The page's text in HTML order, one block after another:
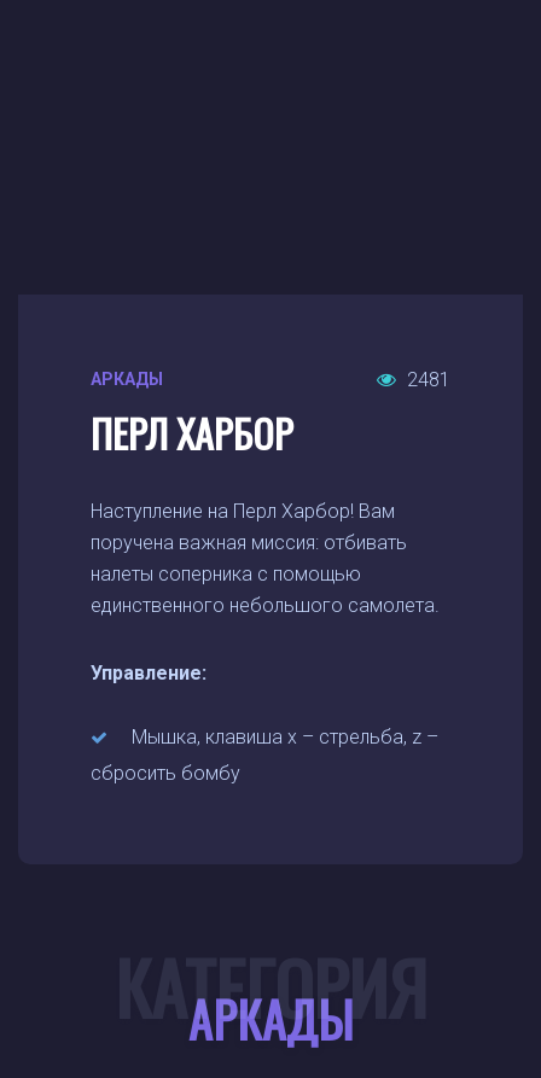
АРКАДЫ 2481
ПЕРЛ ХАРБОР
Наступление на Перл Харбор! Вам
поручена важная миссия: отбивать
налеты соперника с помощью
единственного небольшого самолета.
Управление:
Мышка, клавиша х – стрельба, z –
сбросить бомбу
АРКАДЫ
КАТЕГОРИЯ